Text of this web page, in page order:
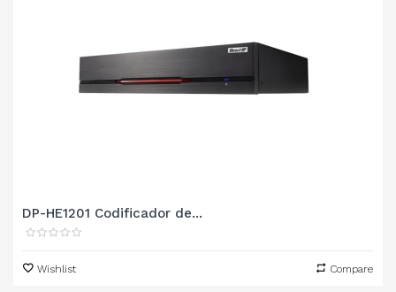
DP-HE1201 Codificador de...
Wishlist Compare